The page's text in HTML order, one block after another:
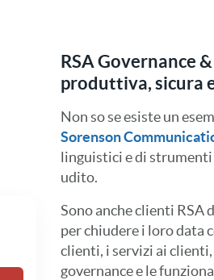
RSA Governance
produttiva, sicura
Non so se esiste un
Sorenson
linguistici e di strumenti
udito.
Sono anche clienti RSA
per chiudere i loro data
clienti, i servizi ai
governance e le